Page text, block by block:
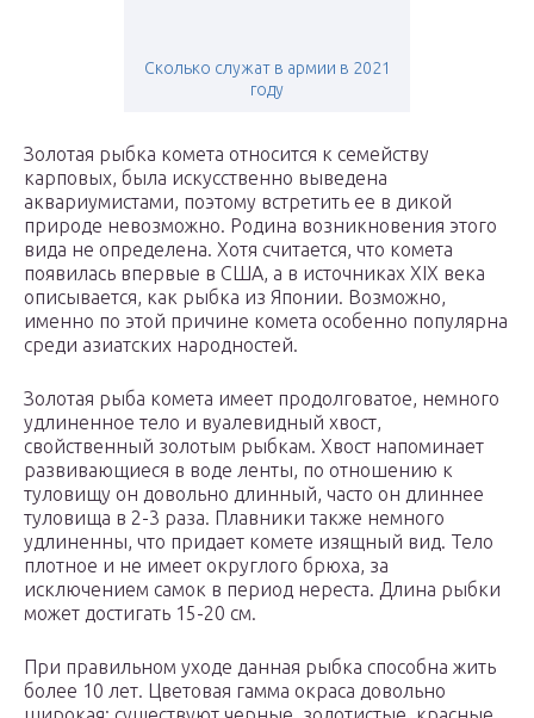
Сколько служат в армии в 2021
году
Золотая рыбка комета относится к семейству
карповых, была искусственно выведена
аквариумистами, поэтому встретить ее в дикой
природе невозможно. Родина возникновения этого
вида не определена. Хотя считается, что комета
появилась впервые в США, а в источниках XIX века
описывается, как рыбка из Японии. Возможно,
именно по этой причине комета особенно популярна
среди азиатских народностей.
Золотая рыба комета имеет продолговатое, немного
удлиненное тело и вуалевидный хвост,
свойственный золотым рыбкам. Хвост напоминает
развивающиеся в воде ленты, по отношению к
туловищу он довольно длинный, часто он длиннее
туловища в 2-3 раза. Плавники также немного
удлиненны, что придает комете изящный вид. Тело
плотное и не имеет округлого брюха, за
исключением самок в период нереста. Длина рыбки
может достигать 15-20 см.
При правильном уходе данная рыбка способна жить
более 10 лет. Цветовая гамма окраса довольно